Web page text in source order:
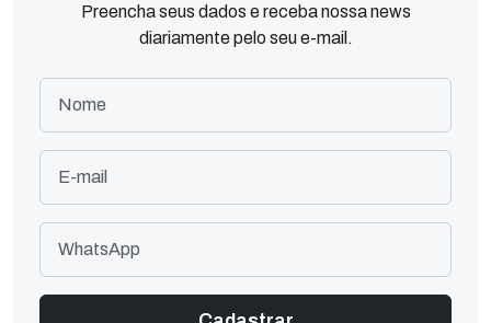
Preencha seus dados e receba nossa news
diariamente pelo seu e-mail.